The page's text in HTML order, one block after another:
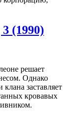
(1990)
решает
Однако
заставляет
кровавых